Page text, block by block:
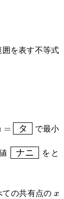
を表す不等式
= タ で最小
ナニ
をと
ての共有点のx
x